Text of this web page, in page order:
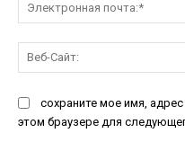
сохраните мое имя,
этом браузере для